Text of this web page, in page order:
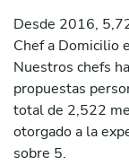
Desde 2016,
Chef a Domicilio
Nuestros chefs
propuestas
total de 2,522
otorgado a la
sobre 5.